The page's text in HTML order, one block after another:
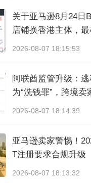
损耗的本土化传递
知晓的打法务实且
合店，同步上线亚
体验种草
，2020年花知晓日
站稳当地市场。
关于亚马逊8月24日
店铺换香港主体，
真相
2026-08-07 18:15:53
阿联酋监管升级：
为“洗钱罪”，跨境卖
2026-08-07 18:14:39
亚马逊卖家警惕！
T注册要求合规升级
2026-08-07 18:13:32